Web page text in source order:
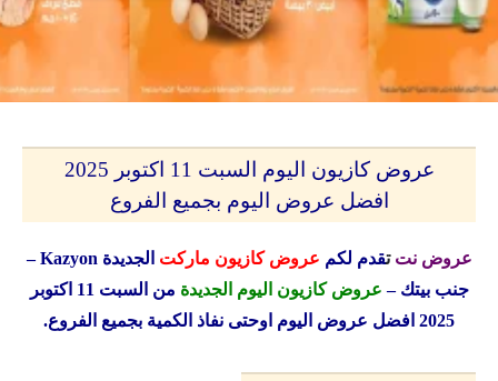
عروض كازيون اليوم السبت 11 اكتوبر 2025
افضل عروض اليوم بجميع الفروع
عروض نت تقدم لكم عروض كازيون ماركت الجديدة Kazyon
–
جنب بيتك – عروض كازيون اليوم الجديدة
من السبت 11 اكتوبر
2025 افضل عروض اليوم اوحتى نفاذ الكمية بجميع الفروع.